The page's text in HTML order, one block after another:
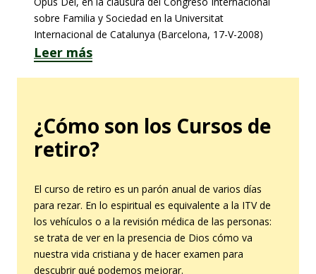
sobre Familia y Sociedad en la Universitat
Internacional de Catalunya (Barcelona, 17-V-2008)
Leer más
¿Cómo son los Cursos de
retiro?
El curso de retiro es un parón anual de varios días
para rezar. En lo espiritual es equivalente a la ITV de
los vehículos o a la revisión médica de las personas:
se trata de ver en la presencia de Dios cómo va
nuestra vida cristiana y de hacer examen para
descubrir qué podemos mejorar.